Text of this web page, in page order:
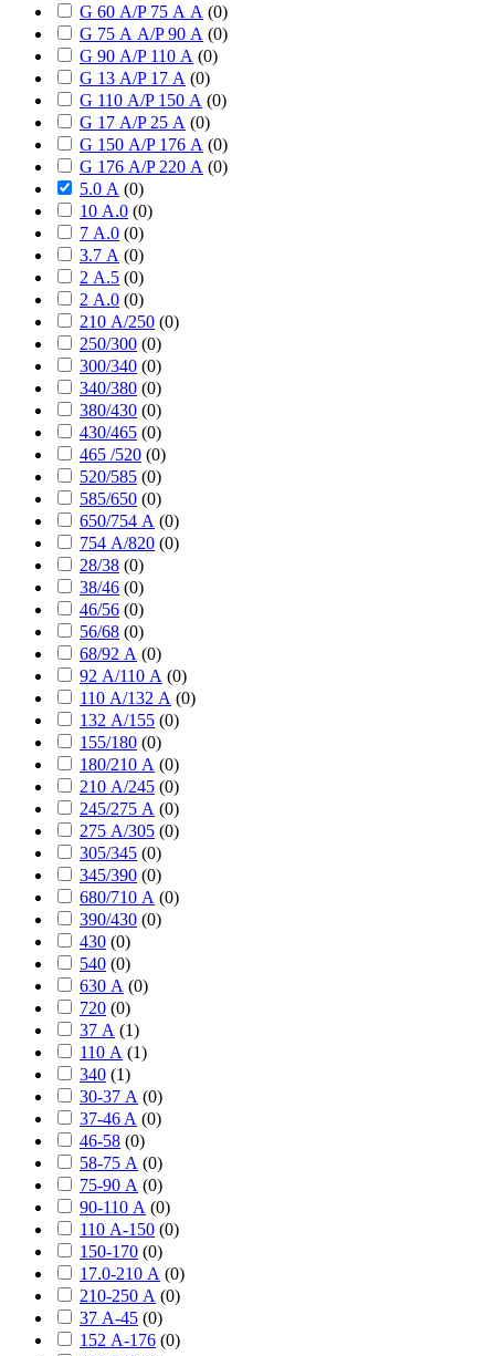
G 60 А/P 75 А А (0)
G 75 А А/P 90 А (0)
G 90 А/P 110 А (0)
G 13 А/P 17 А (0)
G 110 А/P 150 А (0)
G 17 А/P 25 А (0)
G 150 А/P 176 А (0)
G 176 А/P 220 А (0)
5.0 А (0)
10 А.0 (0)
7 А.0 (0)
3.7 А (0)
2 А.5 (0)
2 А.0 (0)
210 А/250 (0)
250/300 (0)
300/340 (0)
340/380 (0)
380/430 (0)
430/465 (0)
465 /520 (0)
520/585 (0)
585/650 (0)
650/754 А (0)
754 А/820 (0)
28/38 (0)
38/46 (0)
46/56 (0)
56/68 (0)
68/92 А (0)
92 А/110 А (0)
110 А/132 А (0)
132 А/155 (0)
155/180 (0)
180/210 А (0)
210 А/245 (0)
245/275 А (0)
275 А/305 (0)
305/345 (0)
345/390 (0)
680/710 А (0)
390/430 (0)
430 (0)
540 (0)
630 А (0)
720 (0)
37 А (1)
110 А (1)
340 (1)
30-37 А (0)
37-46 A (0)
46-58 (0)
58-75 А (0)
75-90 А (0)
90-110 А (0)
110 А-150 (0)
150-170 (0)
17.0-210 А (0)
210-250 А (0)
37 А-45 (0)
152 А-176 (0)